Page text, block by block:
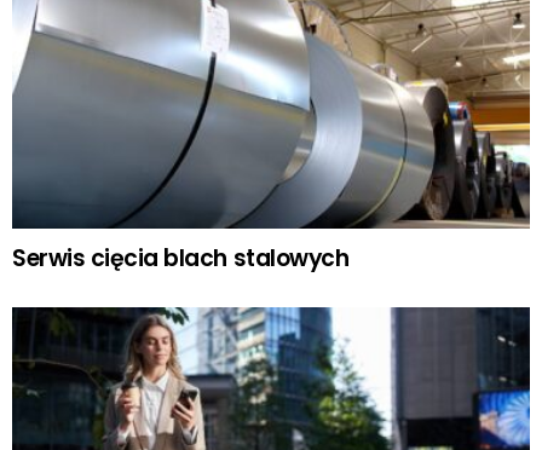
Serwis cięcia blach stalowych